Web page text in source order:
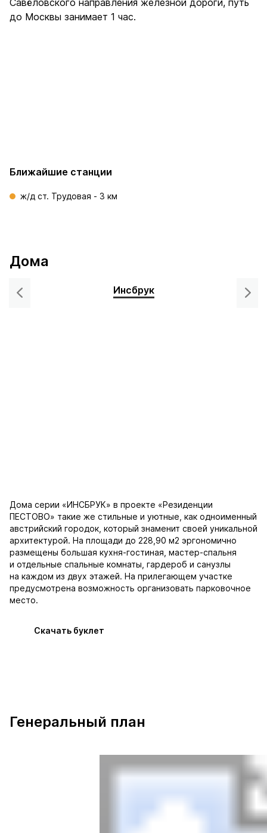
до Москвы занимает 1 час.
Ближайшие станции
ж/д ст. Трудовая - 3 км
Дома
Скачать буклет
Инсбрук
Дома серии «ИНСБРУК» в проекте «Резиденции
ПЕСТОВО» такие же стильные и уютные, как одноименный
австрийский городок, который знаменит своей уникальной
архитектурой. На площади до 228,90 м2 эргономично
размещены большая кухня-гостиная, мастер-спальня
и отдельные спальные комнаты, гардероб и санузлы
на каждом из двух этажей. На прилегающем участке
предусмотрена возможность организовать парковочное
место.
Генеральный план